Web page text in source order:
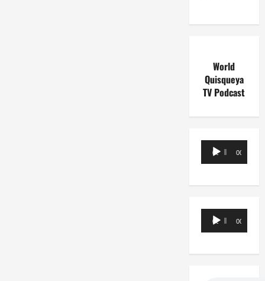
World
Quisqueya
TV Podcast
Reproductor
de
00:00 00:00
Reproductor
de
00:00 00:00